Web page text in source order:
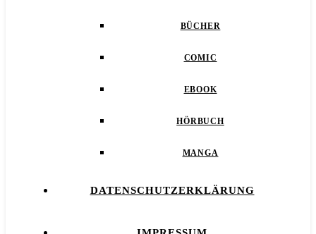
BÜCHER
COMIC
EBOOK
HÖRBUCH
MANGA
DATENSCHUTZERKLÄRUNG